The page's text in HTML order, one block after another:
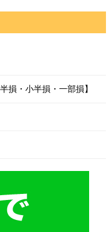
損・小半損・一部損】